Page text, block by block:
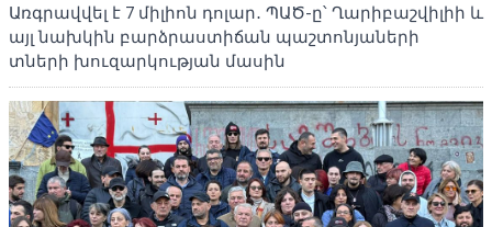
Առգրավվել է 7 միլիոն դոլար․ ՊԱԾ-ը՝ Ղարիբաշվիլիի և
այլ նախկին բարձրաստիճան պաշտոնյաների
տների խուզարկության մասին